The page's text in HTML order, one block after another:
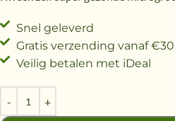
Snel geleverd
Gratis verzending vanaf €30
Veilig betalen met iDeal